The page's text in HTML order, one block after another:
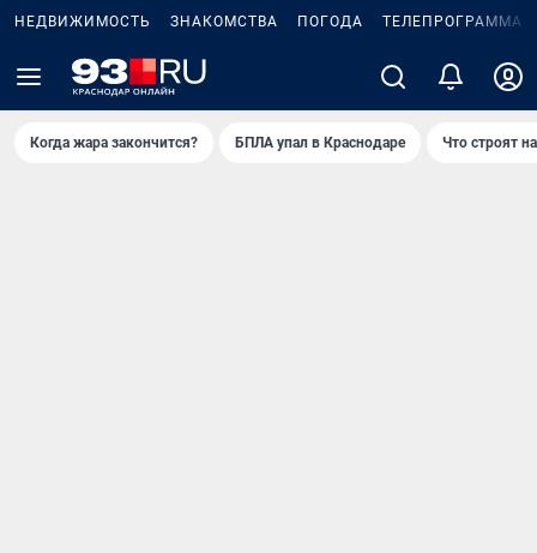
НЕДВИЖИМОСТЬ ЗНАКОМСТВА ПОГОДА ТЕЛЕПРОГРАММА
Когда жара закончится? БПЛА упал в Краснодаре Что строят